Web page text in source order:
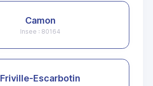
Camon
Insee : 80164
Friville-Escarbotin